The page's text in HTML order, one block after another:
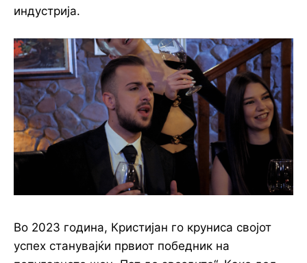
индустрија.
Во 2023 година, Кристијан го круниса својот
успех станувајќи првиот победник на